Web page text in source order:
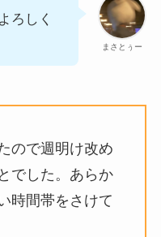
まさとぅー
ろしく
ので週明け改め
でした。あらか
時間帯をさけて